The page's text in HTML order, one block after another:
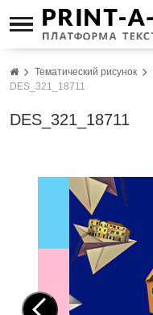
Тематический рисунок
DES_321_18711
DES_321_18711
Pre